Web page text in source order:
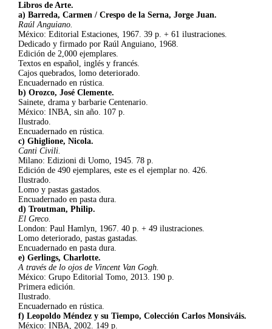
Libros de Arte.
a) Barreda, Carmen / Crespo de la Serna, Jorge Juan.
Raúl Anguiano.
México: Editorial Estaciones, 1967. 39 p. + 61 ilustraciones.
Dedicado y firmado por Raúl Anguiano, 1968.
Edición de 2,000 ejemplares.
Textos en español, inglés y francés.
Cajos quebrados, lomo deteriorado.
Encuadernado en rústica.
b) Orozco, José Clemente.
Sainete, drama y barbarie Centenario.
México: INBA, sin año. 107 p.
Ilustrado.
Encuadernado en rústica.
c) Ghiglione, Nicola.
Canti Civili.
Milano: Edizioni di Uomo, 1945. 78 p.
Edición de 490 ejemplares, este es el ejemplar no. 426.
Ilustrado.
Lomo y pastas gastados.
Encuadernado en pasta dura.
d) Troutman, Philip.
El Greco.
London: Paul Hamlyn, 1967. 40 p. + 49 ilustraciones.
Lomo deteriorado, pastas gastadas.
Encuadernado en pasta dura.
e) Gerlings, Charlotte.
A través de lo ojos de Vincent Van Gogh.
México: Grupo Editorial Tomo, 2013. 190 p.
Primera edición.
Ilustrado.
Encuadernado en rústica.
f) Leopoldo Méndez y su Tiempo, Colección Carlos Monsiváis.
México: INBA, 2002. 149 p.